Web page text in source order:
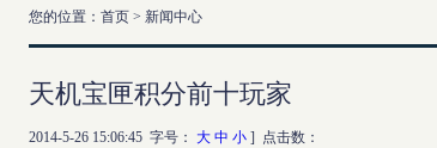
您的位置：首页 > 新闻中心
天机宝匣积分前十玩家
2014-5-26 15:06:45 字号： 大 中 小 ] 点击数：